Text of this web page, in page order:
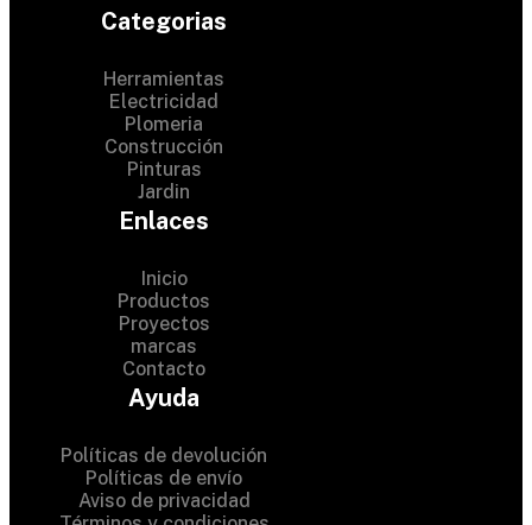
Categorias
Herramientas
Electricidad
Plomeria
Construcción
Pinturas
Jardin
Enlaces
Inicio
Productos
Proyectos
marcas
Contacto
Ayuda
Políticas de devolución
Políticas de envío
Aviso de privacidad